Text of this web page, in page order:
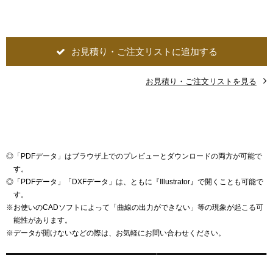
お見積り・ご注文リストに追加する
お見積り・ご注文リストを見る
◎ 「PDFデータ」はブラウザ上でのプレビューとダウンロードの両方が可能で
す。
◎ 「PDFデータ」「DXFデータ」は、ともに『Illustrator』で開くことも可能で
す。
※お使いのCADソフトによって「曲線の出力ができない」等の現象が起こる可
能性があります。
※データが開けないなどの際は、お気軽にお問い合わせください。